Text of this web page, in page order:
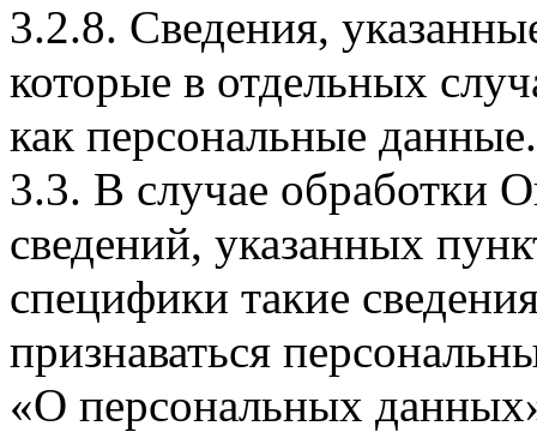
3.2.8. Сведения,
которые в отдельных
как персональные данные.
3.3. В случае обработки
сведений, указанных
специфики такие
признаваться
«О персональных